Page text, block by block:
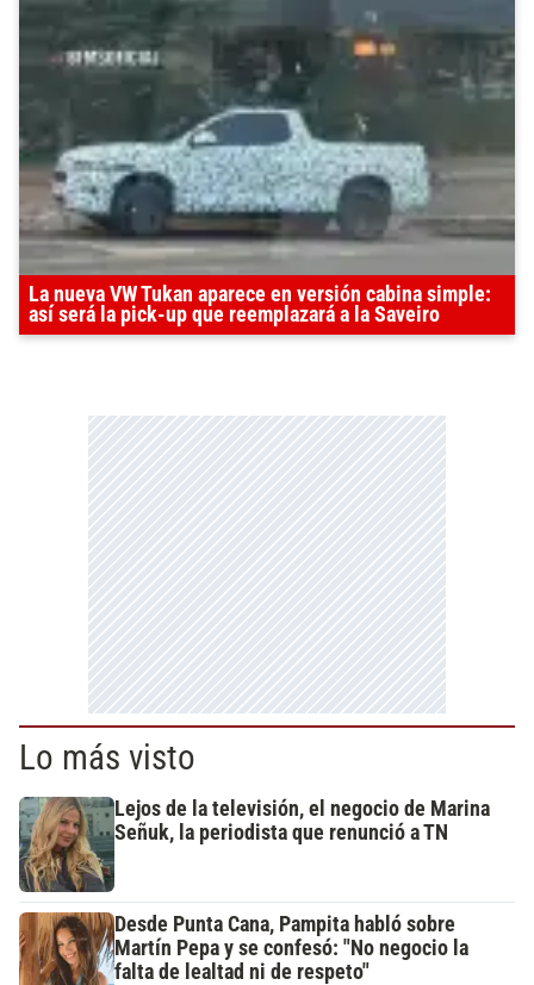
La nueva VW Tukan aparece en versión cabina simple:
así será la pick-up que reemplazará a la Saveiro
Lo más visto
Lejos de la televisión, el negocio de Marina
Señuk, la periodista que renunció a TN
Desde Punta Cana, Pampita habló sobre
Martín Pepa y se confesó: "No negocio la
falta de lealtad ni de respeto"